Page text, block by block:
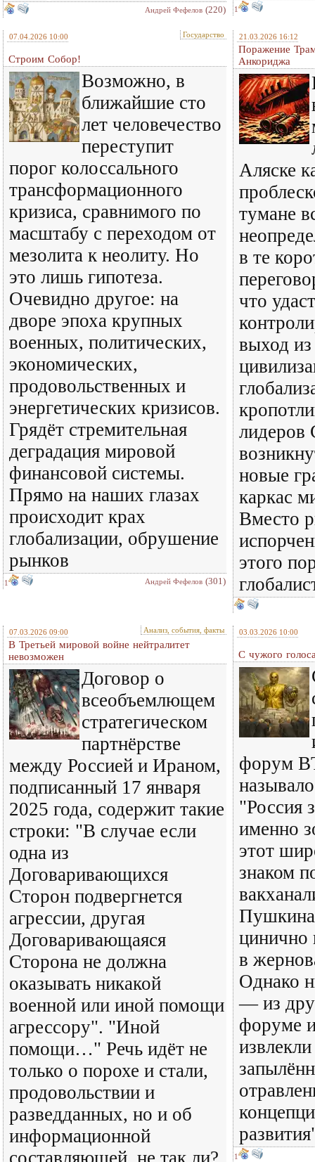
Андрей Фефелов (220) 1
07.04.2026 10:00 Государство
Строим Собор!
Возможно, в
ближайшие сто
лет человечество
переступит
порог колоссального
трансформационного
кризиса, сравнимого по
масштабу с переходом от
мезолита к неолиту. Но
это лишь гипотеза.
Очевидно другое: на
дворе эпоха крупных
военных, политических,
экономических,
продовольственных и
энергетических кризисов.
Грядёт стремительная
деградация мировой
финансовой системы.
Прямо на наших глазах
происходит крах
глобализации, обрушение
рынков
1 Андрей Фефелов (301)
21.03.2026 16:12
Поражение
Анкориджа
Аляске
тумане
в те
что
выход из
новые
каркас
Вместо
этого
07.03.2026 09:00 Анализ, события, факты
В Третьей мировой войне нейтралитет
невозможен
Договор о
всеобъемлющем
стратегическом
партнёрстве
между Россией и Ираном,
подписанный 17 января
2025 года, содержит такие
строки: "В случае если
одна из
Договаривающихся
Сторон подвергнется
агрессии, другая
Договаривающаяся
Сторона не должна
оказывать никакой
военной или иной помощи
агрессору". "Иной
помощи…" Речь идёт не
только о порохе и стали,
продовольствии и
разведданных, но и об
информационной
составляющей, не так ли?
03.03.2026 10:00
С чужого
форум
"Россия
именно
этот
знаком
Пушкина
цинично
в
Однако
— из
форуме
1